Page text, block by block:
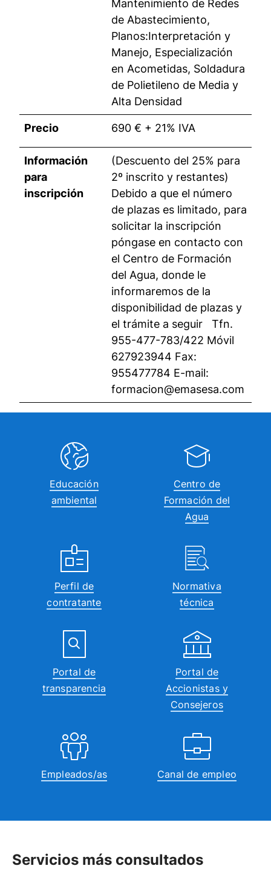
Mantenimiento de Redes
de Abastecimiento,
Planos:Interpretación y
Manejo, Especialización
en Acometidas, Soldadura
de Polietileno de Media y
Alta Densidad
Precio 690 € + 21% IVA
Información
para
inscripción
(Descuento del 25% para
2º inscrito y restantes)
Debido a que el número
de plazas es limitado, para
solicitar la inscripción
póngase en contacto con
el Centro de Formación
del Agua, donde le
informaremos de la
disponibilidad de plazas y
el trámite a seguir Tfn.
955-477-783/422 Móvil
627923944 Fax:
955477784 E-mail:
formacion@emasesa.com
Educación
ambiental
Centro de
Formación del
Agua
Perfil de
contratante
Normativa
técnica
Portal de
transparencia
Portal de
Accionistas y
Consejeros
Empleados/as Canal de empleo
Servicios más consultados